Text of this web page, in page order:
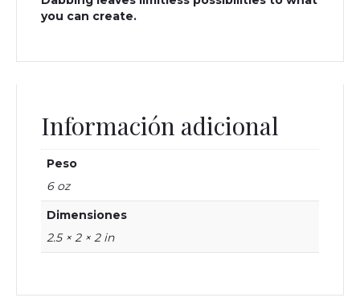
you can create.
Información adicional
Peso
6 oz
Dimensiones
2.5 × 2 × 2 in